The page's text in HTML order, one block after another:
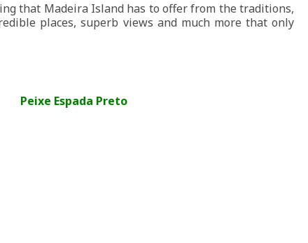
that Madeira Island has to offer from the traditions,
places, superb views and much more that only
Peixe Espada Preto